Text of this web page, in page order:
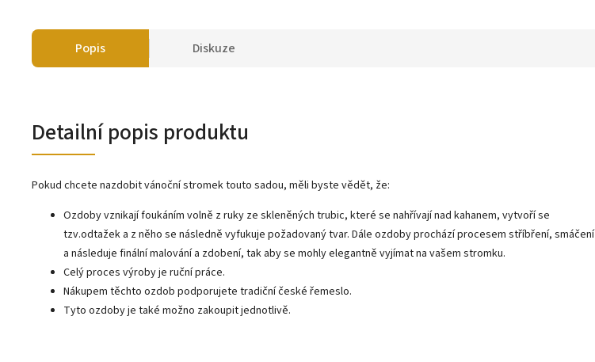
Popis Diskuze
Detailní popis produktu
Pokud chcete nazdobit vánoční stromek touto sadou, měli byste vědět, že:
Ozdoby vznikají foukáním volně z ruky ze skleněných trubic, které se nahřívají nad kahanem, vytvoří se
tzv.odtažek a z něho se následně vyfukuje požadovaný tvar. Dále ozdoby prochází procesem stříbření, smáčení
a následuje finální malování a zdobení, tak aby se mohly elegantně vyjímat na vašem stromku.
Celý proces výroby je ruční práce.
Nákupem těchto ozdob podporujete tradiční české řemeslo.
Tyto ozdoby je také možno zakoupit jednotlivě.